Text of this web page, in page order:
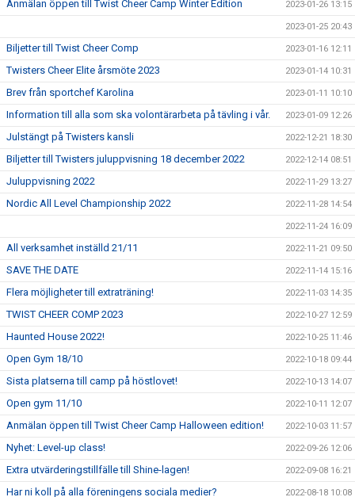
Anmälan öppen till Twist Cheer Camp Winter Edition 2023-01-26 13:15
2023-01-25 20:43
Biljetter till Twist Cheer Comp 2023-01-16 12:11
Twisters Cheer Elite årsmöte 2023 2023-01-14 10:31
Brev från sportchef Karolina 2023-01-11 10:10
Information till alla som ska volontärarbeta på tävling i vår. 2023-01-09 12:26
Julstängt på Twisters kansli 2022-12-21 18:30
Biljetter till Twisters juluppvisning 18 december 2022 2022-12-14 08:51
Juluppvisning 2022 2022-11-29 13:27
Nordic All Level Championship 2022 2022-11-28 14:54
2022-11-24 16:09
All verksamhet inställd 21/11 2022-11-21 09:50
SAVE THE DATE 2022-11-14 15:16
Flera möjligheter till extraträning! 2022-11-03 14:35
TWIST CHEER COMP 2023 2022-10-27 12:59
Haunted House 2022! 2022-10-25 11:46
Open Gym 18/10 2022-10-18 09:44
Sista platserna till camp på höstlovet! 2022-10-13 14:07
Open gym 11/10 2022-10-11 12:07
Anmälan öppen till Twist Cheer Camp Halloween edition! 2022-10-03 11:57
Nyhet: Level-up class! 2022-09-26 12:06
Extra utvärderingstillfälle till Shine-lagen! 2022-09-08 16:21
Har ni koll på alla föreningens sociala medier? 2022-08-18 10:08